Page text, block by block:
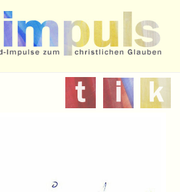
zum christlichen Glauben